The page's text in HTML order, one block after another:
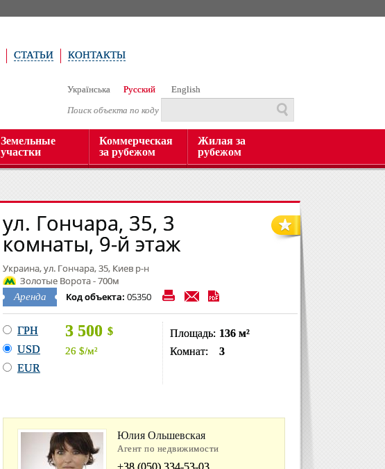
СТАТЬИ КОНТАКТЫ
Українська Русский
English
Поиск объекта по коду
Земельные
участки
Коммерческая
за рубежом
Жилая за
рубежом
ул. Гончара, 35, 3
комнаты, 9-й этаж
Украина, ул. Гончара, 35, Киев р-н
Золотые Ворота - 700м
Аренда Код объекта: 05350
ГРН
USD
EUR
3 500 $
26 $/м²
Площадь: 136 м²
Комнат:
3
Юлия Ольшевская
Агент по недвижимости
+38 (050) 334-53-03